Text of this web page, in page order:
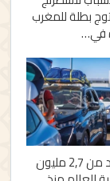
بطلة للمغرب
في…
دخول أزيد من 2,7 مليون